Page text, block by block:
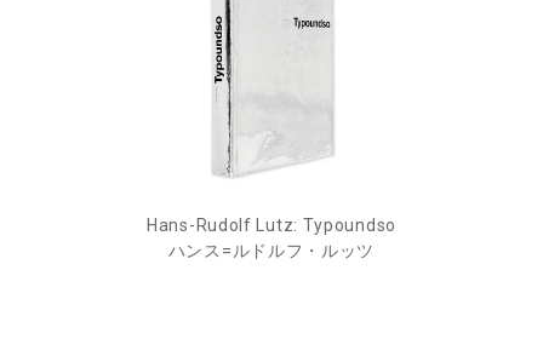
Hans-Rudolf Lutz: Typoundso
ハンス=ルドルフ・ルッツ